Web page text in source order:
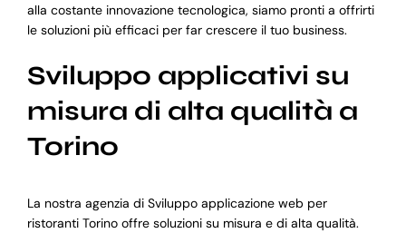
alla costante innovazione tecnologica, siamo pronti a offrirti
le soluzioni più efficaci per far crescere il tuo business.
Sviluppo applicativi su
misura di alta qualità a
Torino
La nostra agenzia di Sviluppo applicazione web per
ristoranti Torino offre soluzioni su misura e di alta qualità.